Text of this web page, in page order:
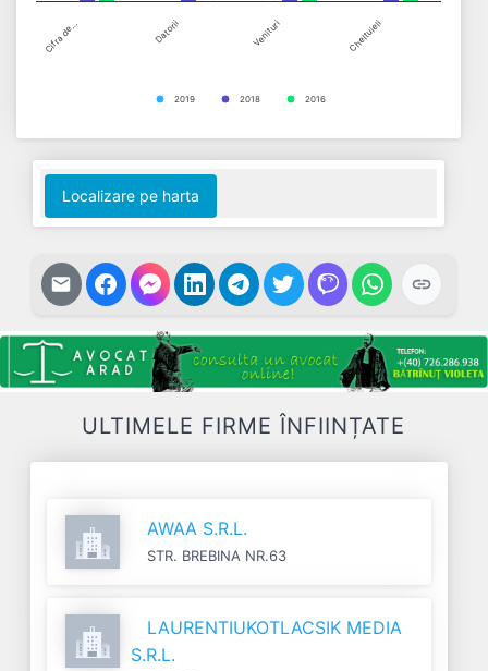
Cifra de… Datorii Venituri Cheltuieli
2019 2018 2016
End of interactive chart.
Localizare pe harta
ULTIMELE FIRME ÎNFIINȚATE
AWAA S.R.L.
STR. BREBINA NR.63
LAURENTIUKOTLACSIK MEDIA
S.R.L.